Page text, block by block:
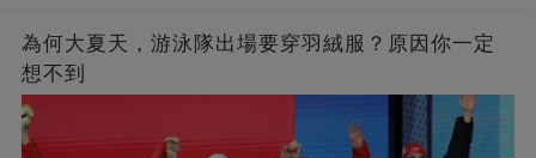
為何大夏天，游泳隊出場要穿羽絨服？原因你一定
想不到